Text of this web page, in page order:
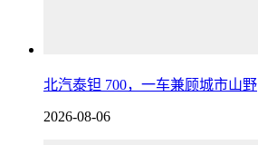
北汽泰钽 700，一车兼顾城市山野
2026-08-06